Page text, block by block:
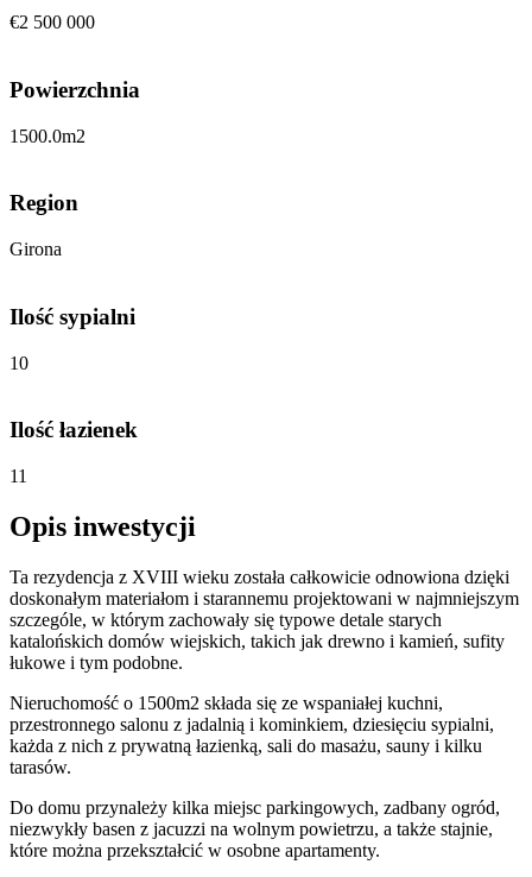
€2 500 000
Powierzchnia
1500.0m2
Region
Girona
Ilość sypialni
10
Ilość łazienek
11
Opis inwestycji
Ta rezydencja z XVIII wieku została całkowicie odnowiona dzięki
doskonałym materiałom i starannemu projektowani w najmniejszym
szczególe, w którym zachowały się typowe detale starych
katalońskich domów wiejskich, takich jak drewno i kamień, sufity
łukowe i tym podobne.
Nieruchomość o 1500m2 składa się ze wspaniałej kuchni,
przestronnego salonu z jadalnią i kominkiem, dziesięciu sypialni,
każda z nich z prywatną łazienką, sali do masażu, sauny i kilku
tarasów.
Do domu przynależy kilka miejsc parkingowych, zadbany ogród,
niezwykły basen z jacuzzi na wolnym powietrzu, a także stajnie,
które można przekształcić w osobne apartamenty.